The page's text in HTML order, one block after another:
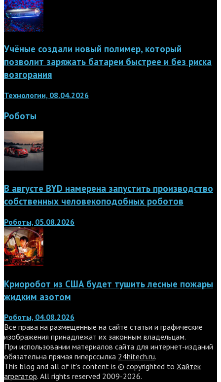
Учёные создали новый полимер, который
позволит заряжать батареи быстрее и без риска
возгорания
Технологии, 08.04.2026
Роботы
В августе BYD намерена запустить производство
собственных человекоподобных роботов
Роботы, 05.08.2026
Криоробот из США будет тушить лесные пожары
жидким азотом
Роботы, 04.08.2026
Все права на размещенные на сайте статьи и графические
изображения принадлежат их законным владельцам.
При использовании материалов сайта для интернет-изданий
обязательна прямая гиперссылка 24hitech.ru.
This blog and all of it's content is © copyrighted to Хайтек
агрегатор. All rights reserved 2009-2026.